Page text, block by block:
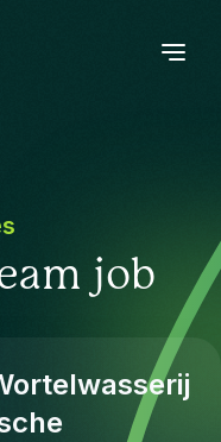
job